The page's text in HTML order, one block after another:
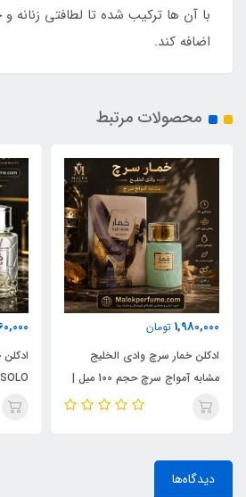
با آن ها ترکیب شده تا لطافتی زنانه
اضافه کند.
محصولات مرتبط
1,980,000 تومان
ادکلن خمار سرچ وادی الخلیج
مشابه آمواج سرچ حجم 100 میل |
KHUMAR Search Eau de
|
دیدگاه‌ها